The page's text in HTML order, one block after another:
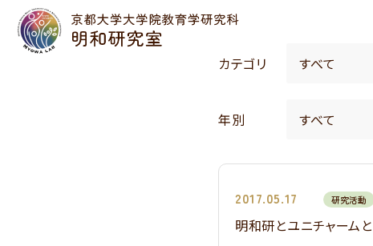
カテゴリ
年別
2017.05.17 研究活動
明和研とユニチャーム